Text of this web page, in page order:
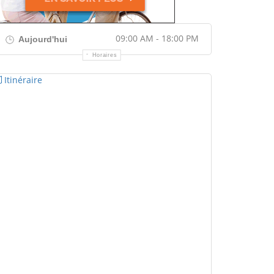
Aujourd'hui 09:00 AM - 18:00 PM
Horaires
Itinéraire